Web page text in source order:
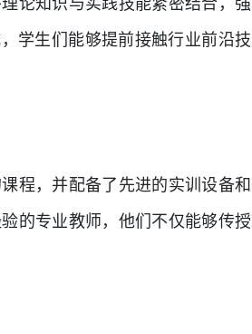
论知识与实践技能紧密结合，强
学生们能够提前接触行业前沿技
程，并配备了先进的实训设备和
的专业教师，他们不仅能够传授